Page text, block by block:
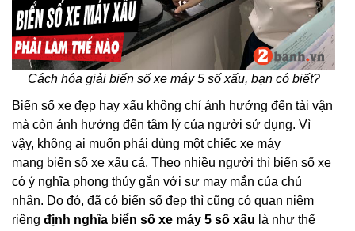
Cách hóa giải biển số xe máy 5 số xấu, bạn có biết?
Biển số xe đẹp hay xấu không chỉ ảnh hưởng đến tài vận
mà còn ảnh hưởng đến tâm lý của người sử dụng. Vì
vậy, không ai muốn phải dùng một chiếc xe máy
mang biển số xe xấu cả. Theo nhiều người thì biển số xe
có ý nghĩa phong thủy gắn với sự may mắn của chủ
nhân. Do đó, đã có biển số đẹp thì cũng có quan niệm
riêng định nghĩa biển số xe máy 5 số xấu là như thế